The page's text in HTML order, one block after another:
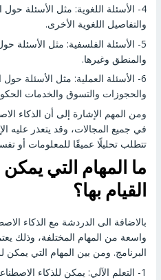
4- الأسئلة اللغوية: مثل الأسئلة
والتفاصيل اللغوية الأخرى.
5- الأسئلة الفلسفية: مثل الأسئلة
والمنطق وغيرها.
6- الأسئلة العملية: مثل الأسئلة حول
والحجوزات والتسوق والخدمات
ومن المهم الإشارة إلى أن الذكاء
في جميع المجالات، وقد يتعذر عليه
تتطلب تحليلًا عميقًا للمعلومات أو
ما المهام التي
القيام بها؟
بالاضافة الى الدردشة مع الذكاء
واسعة من المهام المختلفة، وذلك
البرنامج. ومن بين المهام التي يمكن
1- التعلم الآلي: يمكن للذكاء